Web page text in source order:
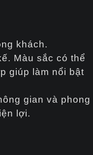
khách.
Màu sắc có thể
giúp làm nổi bật
gian và phong
lợi.